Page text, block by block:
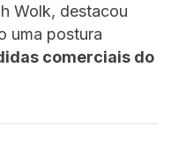
Wolk, destacou
uma postura
comerciais do